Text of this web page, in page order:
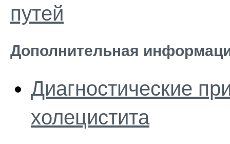
путей
Дополнительная
Диагностические
холецистита